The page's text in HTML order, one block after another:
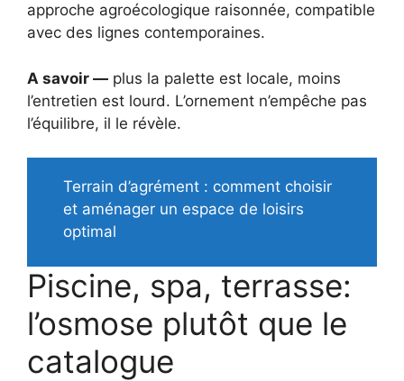
approche agroécologique raisonnée, compatible
avec des lignes contemporaines.
A savoir — plus la palette est locale, moins
l’entretien est lourd. L’ornement n’empêche pas
l’équilibre, il le révèle.
Terrain d’agrément : comment choisir
et aménager un espace de loisirs
optimal
Piscine, spa, terrasse:
l’osmose plutôt que le
catalogue